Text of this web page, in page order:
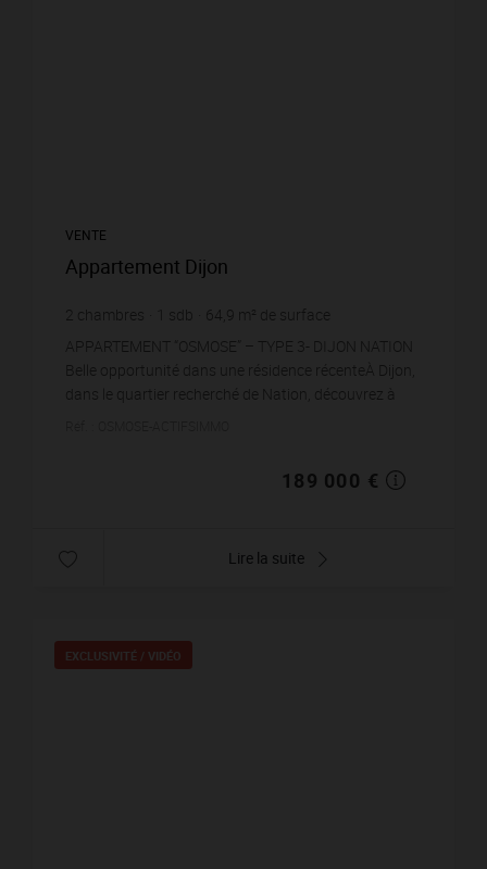
VENTE
Appartement Dijon
2 chambres sdb 64,9 m² de surface
2 912,17 € prix / m²
APPARTEMENT “OSMOSE” – TYPE 3- DIJON NATION
Belle opportunité dans une résidence récenteÀ Dijon,
dans le quartier recherché de Nation, découvrez à
189 000 €
Lire la suite
EXCLUSIVITÉ / VIDÉO